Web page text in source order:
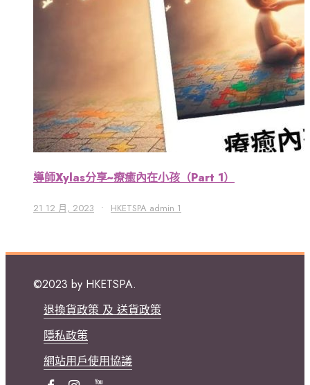
導師Xylas分享~療癒內在小孩（Part 1）
21 12 月, 2023 • HKETSPA admin 1
©2023 by HKETSPA.
退換貨政策 及 送貨政策
隱私政策
網站用戶使用協議